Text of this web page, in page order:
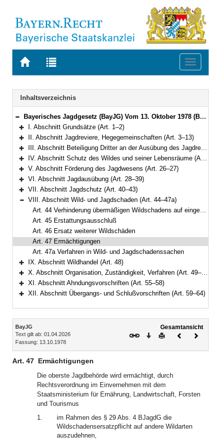
Zur
BAYERN.RECHT
Zur
letzten
Suche
Toggle
Navigation
Inhaltsverzeichnis
Bereich reduzieren
Bayerisches Jagdgesetz (BayJG) Vom 13. Oktober 1978 (BayRS V S. 595) BayRS 792-1-W (Art. 1–64)
Bereich erweitern
I. Abschnitt Grundsätze (Art. 1–2)
Bereich erweitern
II. Abschnitt Jagdreviere, Hegegemeinschaften (Art. 3–13)
Bereich erweitern
III. Abschnitt Beteiligung Dritter an der Ausübung des Jagdrechts (Art. 14–20)
Bereich erweitern
IV. Abschnitt Schutz des Wildes und seiner Lebensräume (Art. 21–25)
Bereich erweitern
V. Abschnitt Förderung des Jagdwesens (Art. 26–27)
Bereich erweitern
VI. Abschnitt Jagdausübung (Art. 28–39)
Bereich erweitern
VII. Abschnitt Jagdschutz (Art. 40–43)
Bereich reduzieren
VIII. Abschnitt Wild- und Jagdschaden (Art. 44–47a)
Art. 44 Verhinderung übermäßigen Wildschadens auf eingezäunten Waldflächen
Art. 45 Erstattungsausschluß
Art. 46 Ersatz weiterer Wildschäden
Art. 47 Ermächtigungen
Art. 47a Verfahren in Wild- und Jagdschadenssachen
Bereich erweitern
IX. Abschnitt Wildhandel (Art. 48)
Bereich erweitern
X. Abschnitt Organisation, Zuständigkeit, Verfahren (Art. 49–54)
Bereich erweitern
XI. Abschnitt Ahndungsvorschriften (Art. 55–58)
XII. Abschnitt Übergangs- und Schlußvorschriften (Art. 59–64)
Inhalt
BayJG
Text gilt ab: 01.04.2026
Fassung: 13.10.1978
Gesamtansicht
Download
DruckenVorheriges
Art. 47 Ermächtigungen
Die oberste Jagdbehörde wird ermächtigt, durch
Rechtsverordnung im Einvernehmen mit dem
Staatsministerium für Ernährung, Landwirtschaft, Forsten
und Tourismus
1.
im Rahmen des § 29 Abs. 4 BJagdG die
Wildschadensersatzpflicht auf andere Wildarten
auszudehnen,